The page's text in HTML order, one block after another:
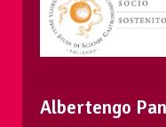
Albertengo